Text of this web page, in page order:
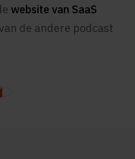
website van SaaS
de andere podcast